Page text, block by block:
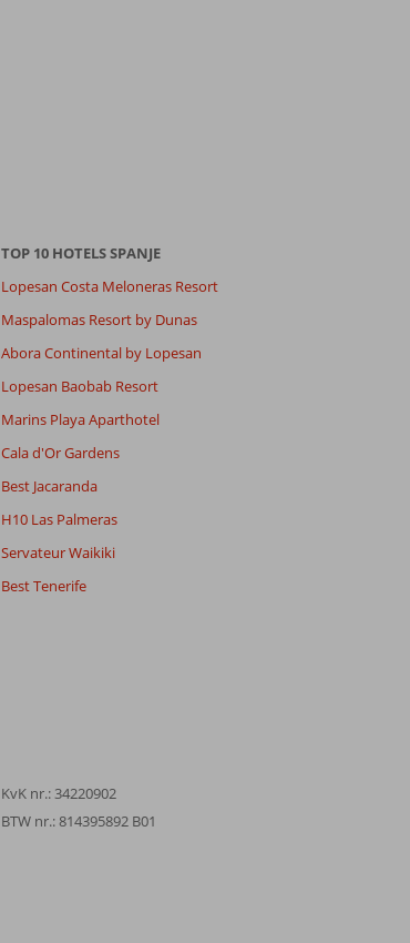
TOP 10 HOTELS SPANJE
Lopesan Costa Meloneras Resort
Maspalomas Resort by Dunas
Abora Continental by Lopesan
Lopesan Baobab Resort
Marins Playa Aparthotel
Cala d'Or Gardens
Best Jacaranda
H10 Las Palmeras
Servateur Waikiki
Best Tenerife
KvK nr.: 34220902
BTW nr.: 814395892 B01